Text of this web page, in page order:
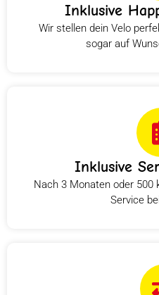
Inklusive
Wir stellen dein Velo
sogar auf
Inklusive
Nach 3 Monaten oder
Service